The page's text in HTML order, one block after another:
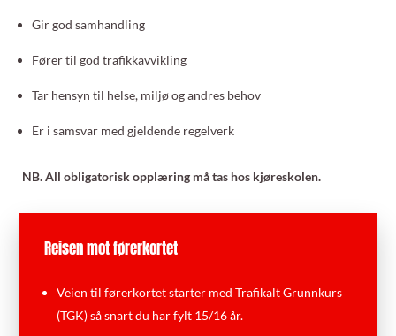
Gir god samhandling
Fører til god trafikkavvikling
Tar hensyn til helse, miljø og andres behov
Er i samsvar med gjeldende regelverk
NB. All obligatorisk opplæring må tas hos kjøreskolen.
Reisen mot førerkortet
Veien til førerkortet starter med Trafikalt Grunnkurs
(TGK) så snart du har fylt 15/16 år.